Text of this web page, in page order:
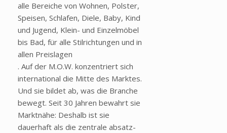
alle Bereiche von Wohnen, Polster,
Speisen, Schlafen, Diele, Baby, Kind
und Jugend, Klein- und Einzelmöbel
bis Bad, für alle Stilrichtungen und in
allen Preislagen
. Auf der M.O.W. konzentriert sich
international die Mitte des Marktes.
Und sie bildet ab, was die Branche
bewegt. Seit 30 Jahren bewahrt sie
Marktnähe: Deshalb ist sie
dauerhaft als die zentrale absatz-